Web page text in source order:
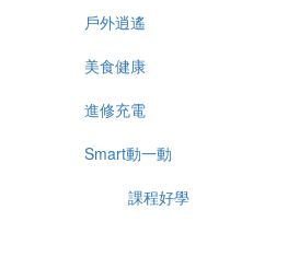
戶外逍遙
美食健康
進修充電
Smart動一動
課程好學